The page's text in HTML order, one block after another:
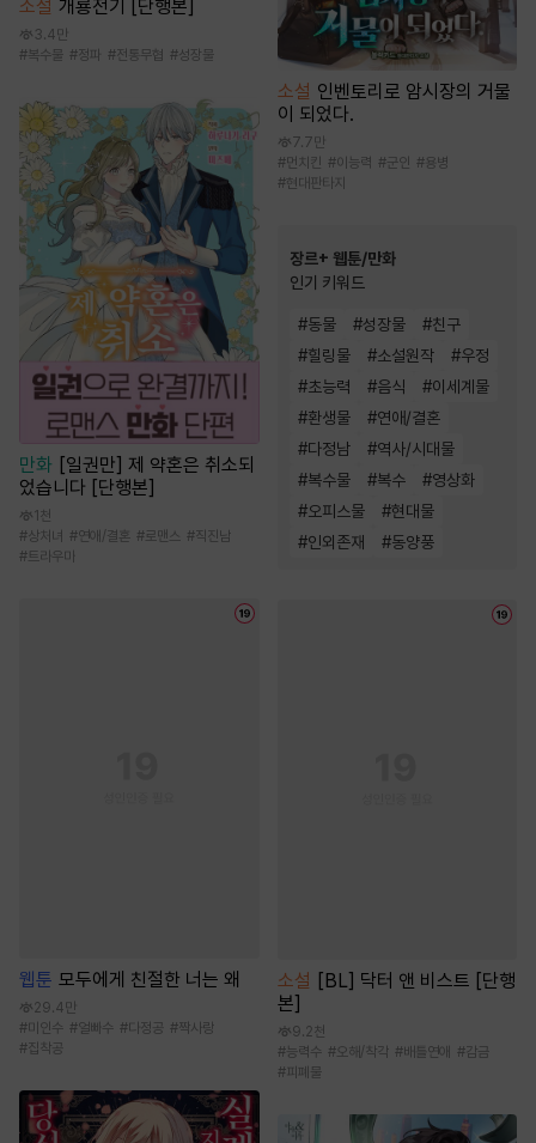
소설 개룡전기 [단행본]
3.4만
#복수물 #정파 #전통무협 #성장물
만화 [일권만] 제 약혼은 취소되
었습니다 [단행본]
1천
#상처녀 #연애/결혼 #로맨스 #직진남
#트라우마
웹툰 모두에게 친절한 너는 왜
29.4만
#미인수 #얼빠수 #다정공 #짝사랑
#집착공
소설 인벤토리로 암시장의 거물
이 되었다.
7.7만
#먼치킨 #이능력 #군인 #용병
#현대판타지
장르+ 웹툰/만화
인기 키워드
#동물 #성장물 #친구
#힐링물 #소설원작 #우정
#초능력 #음식 #이세계물
#환생물 #연애/결혼
#다정남 #역사/시대물
#복수물 #복수 #영상화
#오피스물 #현대물
#인외존재 #동양풍
소설 [BL] 닥터 앤 비스트 [단행
본]
9.2천
#능력수 #오해/착각 #배틀연애 #감금
#피폐물